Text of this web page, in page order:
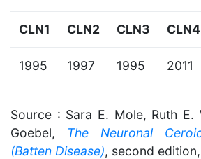
CLN1 CLN2 CLN3 CLN4
1995 1997 1995 2011
Source : Sara E. Mole, Ruth E.
Goebel, The Neuronal
(Batten Disease), second edition,